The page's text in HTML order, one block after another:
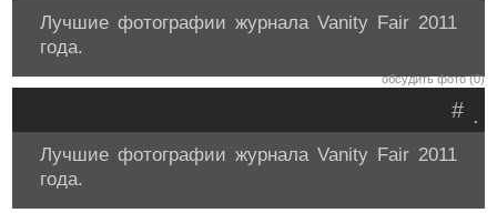
Лучшие фотографии журнала Vanity Fair 2011
года.
обсудить фото (0)
.
#
Лучшие фотографии журнала Vanity Fair 2011
года.